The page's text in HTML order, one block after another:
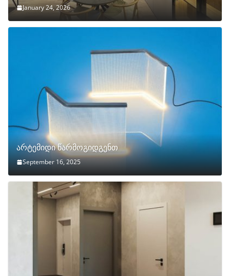
January 24, 2026
არტემიდი წარმოგიდგენთ
September 16, 2025